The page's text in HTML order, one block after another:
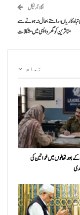
اگلا آرٹیکل
کاریاں، راستے بحال نہ ہونے سے
متاثرین کو گھر واپسی میں مشکلات
تمام
بعد تھانوں میں خواتین کی